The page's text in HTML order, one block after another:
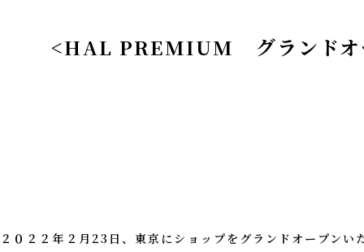
<HAL PREMIUM グランド
２０２２年２月23日、東京にショップをグランドオープンい